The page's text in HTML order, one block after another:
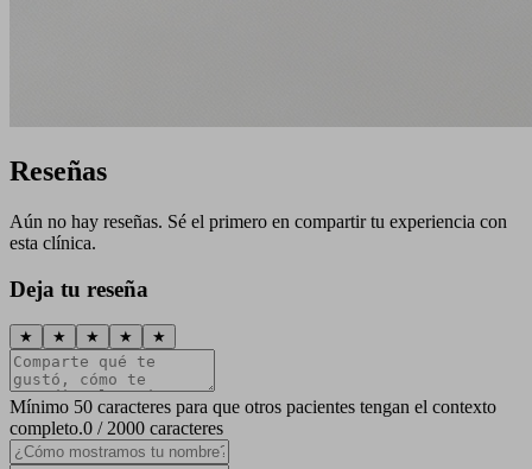
Reseñas
Aún no hay reseñas. Sé el primero en compartir tu experiencia con
esta clínica.
Deja tu reseña
★ ★ ★ ★ ★
Mínimo 50 caracteres para que otros pacientes tengan el contexto
completo.0 / 2000 caracteres